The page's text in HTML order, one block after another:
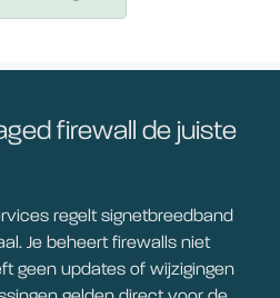
firewall de juiste
regelt signetbreedband
Je beheert firewalls niet
geen updates of wijzigingen